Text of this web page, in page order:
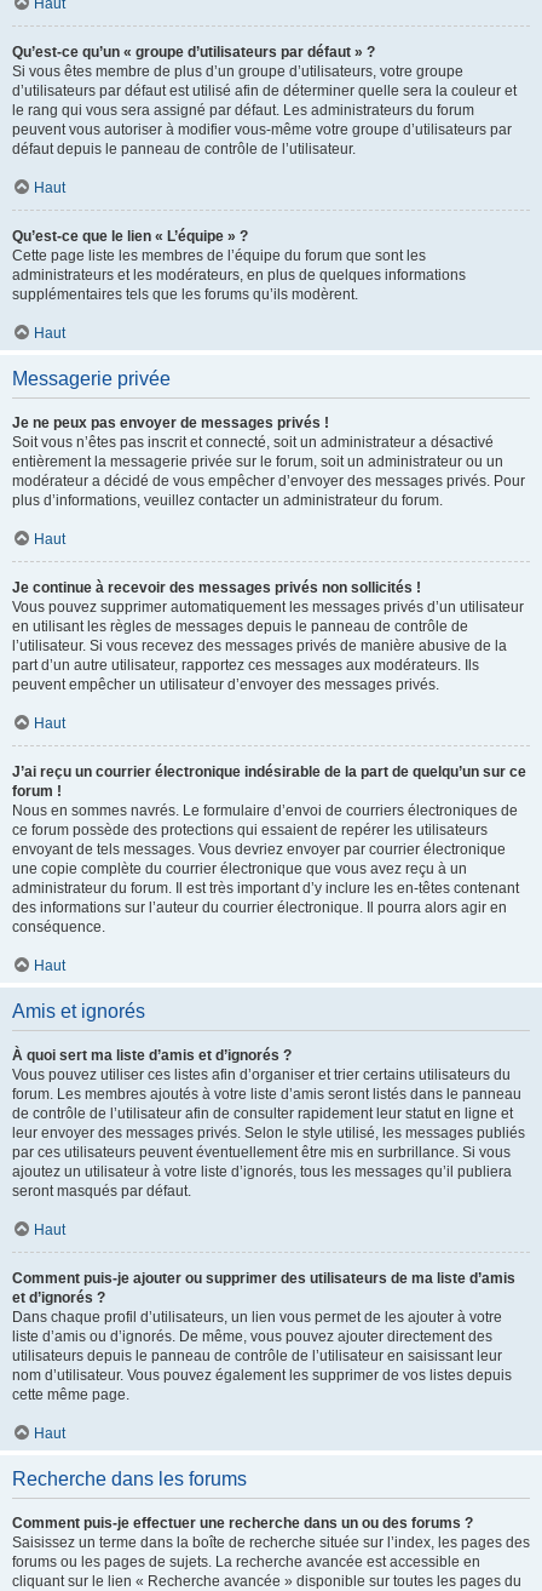
Haut
Qu’est-ce qu’un « groupe d’utilisateurs par défaut » ?
Si vous êtes membre de plus d’un groupe d’utilisateurs, votre groupe
d’utilisateurs par défaut est utilisé afin de déterminer quelle sera la couleur et
le rang qui vous sera assigné par défaut. Les administrateurs du forum
peuvent vous autoriser à modifier vous-même votre groupe d’utilisateurs par
défaut depuis le panneau de contrôle de l’utilisateur.
Haut
Qu’est-ce que le lien « L’équipe » ?
Cette page liste les membres de l’équipe du forum que sont les
administrateurs et les modérateurs, en plus de quelques informations
supplémentaires tels que les forums qu’ils modèrent.
Haut
Messagerie privée
Je ne peux pas envoyer de messages privés !
Soit vous n’êtes pas inscrit et connecté, soit un administrateur a désactivé
entièrement la messagerie privée sur le forum, soit un administrateur ou un
modérateur a décidé de vous empêcher d’envoyer des messages privés. Pour
plus d’informations, veuillez contacter un administrateur du forum.
Haut
Je continue à recevoir des messages privés non sollicités !
Vous pouvez supprimer automatiquement les messages privés d’un utilisateur
en utilisant les règles de messages depuis le panneau de contrôle de
l’utilisateur. Si vous recevez des messages privés de manière abusive de la
part d’un autre utilisateur, rapportez ces messages aux modérateurs. Ils
peuvent empêcher un utilisateur d’envoyer des messages privés.
Haut
J’ai reçu un courrier électronique indésirable de la part de quelqu’un sur ce
forum !
Nous en sommes navrés. Le formulaire d’envoi de courriers électroniques de
ce forum possède des protections qui essaient de repérer les utilisateurs
envoyant de tels messages. Vous devriez envoyer par courrier électronique
une copie complète du courrier électronique que vous avez reçu à un
administrateur du forum. Il est très important d’y inclure les en-têtes contenant
des informations sur l’auteur du courrier électronique. Il pourra alors agir en
conséquence.
Haut
Amis et ignorés
À quoi sert ma liste d’amis et d’ignorés ?
Vous pouvez utiliser ces listes afin d’organiser et trier certains utilisateurs du
forum. Les membres ajoutés à votre liste d’amis seront listés dans le panneau
de contrôle de l’utilisateur afin de consulter rapidement leur statut en ligne et
leur envoyer des messages privés. Selon le style utilisé, les messages publiés
par ces utilisateurs peuvent éventuellement être mis en surbrillance. Si vous
ajoutez un utilisateur à votre liste d’ignorés, tous les messages qu’il publiera
seront masqués par défaut.
Haut
Comment puis-je ajouter ou supprimer des utilisateurs de ma liste d’amis
et d’ignorés ?
Dans chaque profil d’utilisateurs, un lien vous permet de les ajouter à votre
liste d’amis ou d’ignorés. De même, vous pouvez ajouter directement des
utilisateurs depuis le panneau de contrôle de l’utilisateur en saisissant leur
nom d’utilisateur. Vous pouvez également les supprimer de vos listes depuis
cette même page.
Haut
Recherche dans les forums
Comment puis-je effectuer une recherche dans un ou des forums ?
Saisissez un terme dans la boîte de recherche située sur l’index, les pages des
forums ou les pages de sujets. La recherche avancée est accessible en
cliquant sur le lien « Recherche avancée » disponible sur toutes les pages du